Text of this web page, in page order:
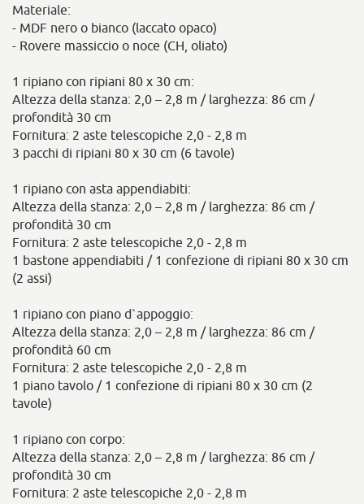
Materiale:
- MDF nero o bianco (laccato opaco)
- Rovere massiccio o noce (CH, oliato)
1 ripiano con ripiani 80 x 30 cm:
Altezza della stanza: 2,0 – 2,8 m / larghezza: 86 cm /
profondità 30 cm
Fornitura: 2 aste telescopiche 2,0 - 2,8 m
3 pacchi di ripiani 80 x 30 cm (6 tavole)
1 ripiano con asta appendiabiti:
Altezza della stanza: 2,0 – 2,8 m / larghezza: 86 cm /
profondità 30 cm
Fornitura: 2 aste telescopiche 2,0 - 2,8 m
1 bastone appendiabiti / 1 confezione di ripiani 80 x 30 cm
(2 assi)
1 ripiano con piano d`appoggio:
Altezza della stanza: 2,0 – 2,8 m / larghezza: 86 cm /
profondità 60 cm
Fornitura: 2 aste telescopiche 2,0 - 2,8 m
1 piano tavolo / 1 confezione di ripiani 80 x 30 cm (2
tavole)
1 ripiano con corpo:
Altezza della stanza: 2,0 – 2,8 m / larghezza: 86 cm /
profondità 30 cm
Fornitura: 2 aste telescopiche 2,0 - 2,8 m